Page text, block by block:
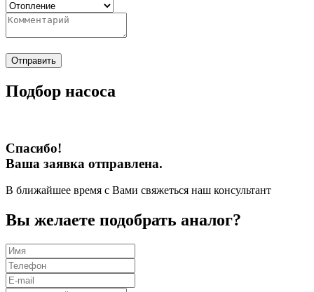
Отправить
Подбор насоса
Спасибо!
Ваша заявка отправлена.
В ближайшее время с Вами свяжеться наш консультант
Вы желаете подобрать аналог?